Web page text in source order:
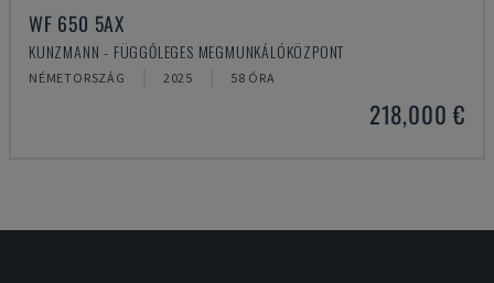
WF 650 5AX
KUNZMANN - FÜGGŐLEGES MEGMUNKÁLÓKÖZPONT
NÉMETORSZÁG 2025 58 ÓRA
218,000 €